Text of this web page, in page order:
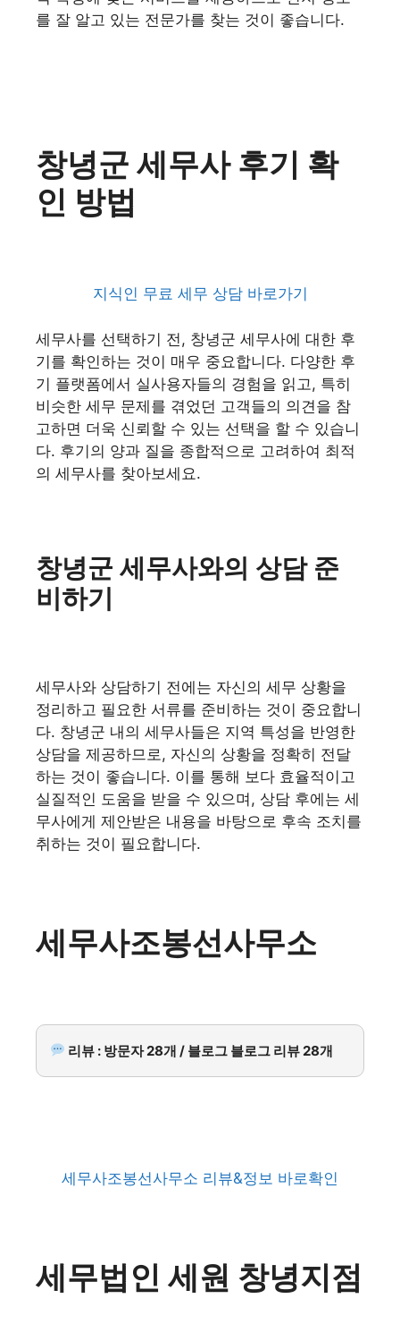
를 잘 알고 있는 전문가를 찾는 것이 좋습니다.
창녕군 세무사 후기 확
인 방법
지식인 무료 세무 상담 바로가기
세무사를 선택하기 전, 창녕군 세무사에 대한 후
기를 확인하는 것이 매우 중요합니다. 다양한 후
기 플랫폼에서 실사용자들의 경험을 읽고, 특히
비슷한 세무 문제를 겪었던 고객들의 의견을 참
고하면 더욱 신뢰할 수 있는 선택을 할 수 있습니
다. 후기의 양과 질을 종합적으로 고려하여 최적
의 세무사를 찾아보세요.
창녕군 세무사와의 상담 준
비하기
세무사와 상담하기 전에는 자신의 세무 상황을
정리하고 필요한 서류를 준비하는 것이 중요합니
다. 창녕군 내의 세무사들은 지역 특성을 반영한
상담을 제공하므로, 자신의 상황을 정확히 전달
하는 것이 좋습니다. 이를 통해 보다 효율적이고
실질적인 도움을 받을 수 있으며, 상담 후에는 세
무사에게 제안받은 내용을 바탕으로 후속 조치를
취하는 것이 필요합니다.
세무사조봉선사무소
리뷰 : 방문자 28개 / 블로그 블로그 리뷰 28개
세무사조봉선사무소 리뷰&정보 바로확인
세무법인 세원 창녕지점